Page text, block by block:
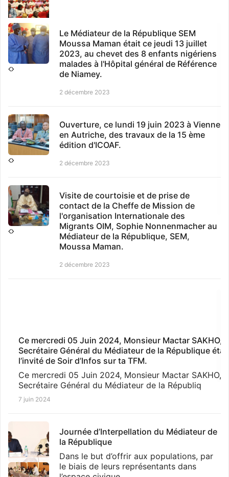
TURQUIE: LE MÉDIATEUR DE LA
RÉPUBLIQUE DE CÔTE D’IVOIRE
PARTICIPE À L’ASSEMBLÉE GÉNÉRALE DE
L’OICOA À ISTANBUL
Les 05 et 06 octobre 2023, Monsieur
République de Côte d’Ivo
AUDIENCE ACCORDÉE À MADAME LA
Monsieur Adama TOUNGARA, Médiateur
2 décembre 2023
connaître le Médiateur de la République
aux forces de d
2 décembre 2023
session de l'Espace d'Interpellation
Démocratique
Les travaux de dépouillement des
dossiers d'interpellation pour la 27ème
Le Médiateur de la République SEM
Moussa Maman était ce jeudi 13 juillet
2023, au chevet des 8 enfants nigériens
malades à l'Hôpital général de Référence
de Niamey.
2 décembre 2023
Ouverture, ce lundi 19 juin 2023 à Vienne
en Autriche, des travaux de la 15 ème
édition d'ICOAF.
2 décembre 2023
Visite de courtoisie et de prise de
contact de la Cheffe de Mission de
l'organisation Internationale des
Migrants OIM, Sophie Nonnenmacher au
Médiateur de la République, SEM,
Moussa Maman.
2 décembre 2023
Unies aux Droits de l'Homme au Niger.
2 décembre 2023
Ce mercredi 05 Juin 2024, Monsieur Mactar SAKHO,
Secrétaire Général du Médiateur de la République était
l’invité de Soir d’Infos sur ta TFM.
Ce mercredi 05 Juin 2024, Monsieur Mactar SAKHO,
Secrétaire Général du Médiateur de la Républiq
7 juin 2024
Journée d’Interpellation du Médiateur de
la République
Dans le but d’offrir aux populations, par
le biais de leurs représentants dans